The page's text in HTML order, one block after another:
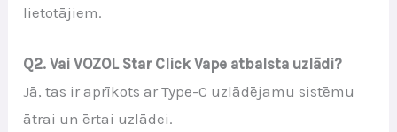
lietotājiem.
Q2. Vai VOZOL Star Click Vape atbalsta uzlādi?
Jā, tas ir aprīkots ar Type-C uzlādējamu sistēmu
ātrai un ērtai uzlādei.